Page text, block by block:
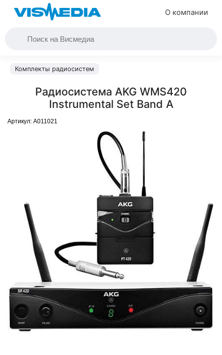
О компании
Комплекты радиосистем
Радиосистема AKG WMS420
Instrumental Set Band A
Артикул: A011021